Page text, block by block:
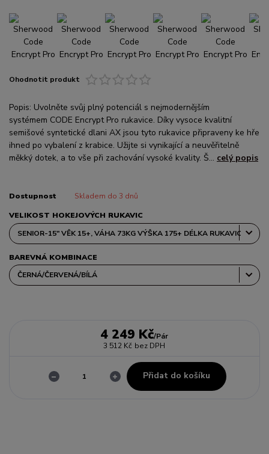
Ohodnotit produkt
Popis: Uvolněte svůj plný potenciál s nejmodernějším
systémem CODE Encrypt Pro rukavice. Díky vysoce kvalitní
semišové syntetické dlani AX jsou tyto rukavice připraveny ke hře
ihned po vybalení z krabice. Užijte si vynikající a neuvěřitelně
měkký dotek, a to vše při zachování vysoké kvality. Š... celý popis
Dostupnost Skladem do 3 dnů
VELIKOST HOKEJOVÝCH RUKAVIC
BAREVNÁ KOMBINACE
4 249 Kč/Pár
3 512 Kč bez DPH
Přidat do košíku